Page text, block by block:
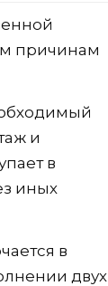
причинам
и
в
иных
в
двух